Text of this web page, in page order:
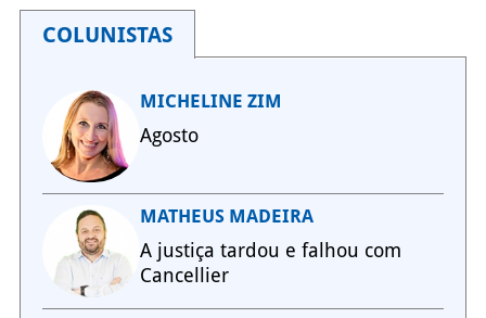
COLUNISTAS
MICHELINE ZIM
Agosto
MATHEUS MADEIRA
A justiça tardou e falhou com
Cancellier